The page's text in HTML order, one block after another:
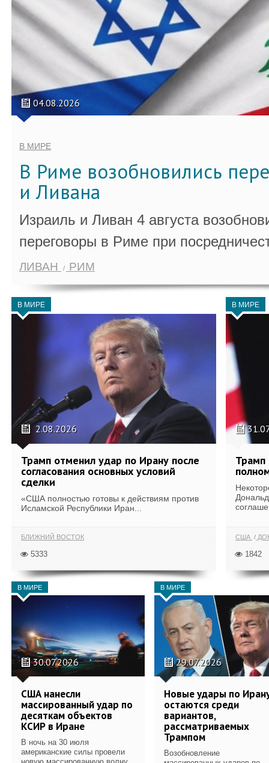
04.08.2026
В МИРЕ
В Риме возобновились
и Ливана
Израиль и Ливан 4 августа
переговоры в Риме при
ЛИВАН РИМ
В МИРЕ
2.08.2026
Трамп отменил удар по Ирану после
согласования основных условий
сделки
«США полностью готовы к действиям против
Исламской Республики Иран...
БЛИЖНИЙ ВОСТОК
5333
В МИРЕ
Трамп
США
1842
В МИРЕ
30.07.2026
США нанесли
массированный удар по
десяткам объектов
КСИР в Иране
В ночь на 30 июля
американские силы провели
новую массированную волну
В МИРЕ
29.07.2026
Новые удары по
остаются среди
вариантов,
рассматриваемых
Трампом
Возобновление